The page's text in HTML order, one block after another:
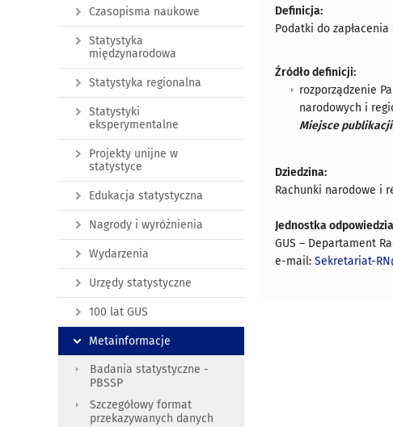
Definicja:
Podatki do
Źródło definicji:
rozporządzenie
narodowych i
Miejsce
Dziedzina:
Rachunki narodowe i
Jednostka
GUS – Departament
e-mail:Sekretariat-
Czasopisma naukowe
Statystyka
międzynarodowa
Statystyka regionalna
Statystyki
eksperymentalne
Projekty unijne w
statystyce
Edukacja statystyczna
Nagrody i wyróżnienia
Wydarzenia
Urzędy statystyczne
100 lat GUS
Metainformacje
Badania statystyczne -
PBSSP
Szczegółowy format
przekazywanych danych